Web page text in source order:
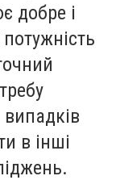
добре і
в інші